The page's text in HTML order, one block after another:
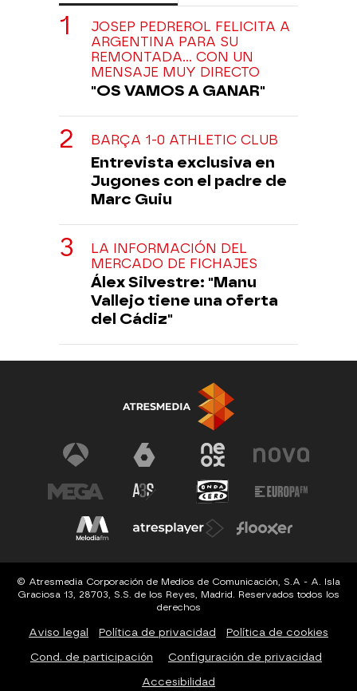
JOSEP PEDREROL FELICITA A
ARGENTINA PARA SU
REMONTADA... CON UN
MENSAJE MUY DIRECTO
"OS VAMOS A GANAR"
BARÇA 1-0 ATHLETIC CLUB
Entrevista exclusiva en
Jugones con el padre de
Marc Guiu
LA INFORMACIÓN DEL
MERCADO DE FICHAJES
Álex Silvestre: "Manu
Vallejo tiene una oferta
del Cádiz"
© Atresmedia Corporación de Medios de Comunicación, S.A - A. Isla
Graciosa 13, 28703, S.S. de los Reyes, Madrid. Reservados todos los
derechos
Aviso legal Política de privacidad Política de cookies
Cond. de participación Configuración de privacidad
Accesibilidad